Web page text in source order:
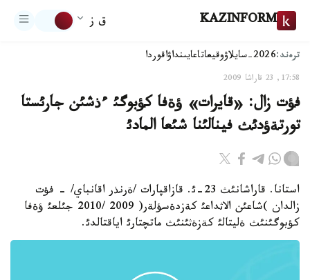
KAZINFORM ق ز
ترەند:2026-سايلاۋ وقيعاتاعايىنداۋاقوردا
17:58, 23 قاراشا 2009
فؤت زال: «قايرات» ؤةفا كؤبوگئ ءذشئن جارئستا
تورتةؤدئث فينالئنا شئعا المادئ
استانا. قاراشانئث 23-ئ. قازاقپارات /ةرنذر اقانباي/ - فؤت
زالدان )شاعئن الاثداعئ كةزدةسؤلةر( 2009 /2010 جئلعئ ؤةفا
كؤبوگئنئث ةليتالئ كةزةثئنئث ماتچتارئ اياقتالدئ.